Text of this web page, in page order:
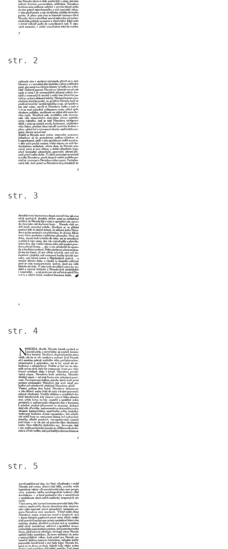
str. 2
str. 3
str. 4
str. 5